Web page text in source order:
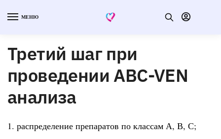
МЕНЮ
Третий шаг при
проведении ABC-VEN
анализа
1. распределение препаратов по классам А, В, С;